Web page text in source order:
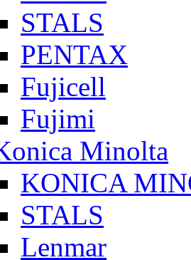
STALS
PENTAX
Fujicell
Fujimi
Minolta
KONICA
STALS
Lenmar